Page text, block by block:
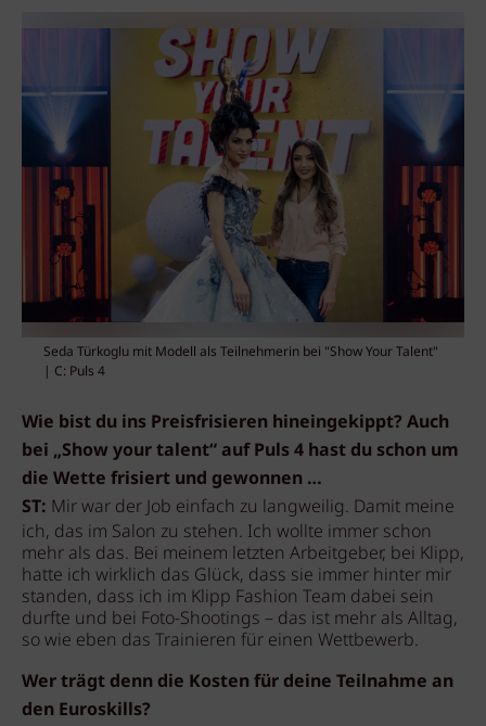
Seda Türkoglu mit Modell als Teilnehmerin bei "Show Your Talent"
| C: Puls 4
Wie bist du ins Preisfrisieren hineingekippt? Auch
bei „Show your talent“ auf Puls 4 hast du schon um
die Wette frisiert und gewonnen …
ST: Mir war der Job einfach zu langweilig. Damit meine
ich, das im Salon zu stehen. Ich wollte immer schon
mehr als das. Bei meinem letzten Arbeitgeber, bei Klipp,
hatte ich wirklich das Glück, dass sie immer hinter mir
standen, dass ich im Klipp Fashion Team dabei sein
durfte und bei Foto-Shootings – das ist mehr als Alltag,
so wie eben das Trainieren für einen Wettbewerb.
Wer trägt denn die Kosten für deine Teilnahme an
den Euroskills?